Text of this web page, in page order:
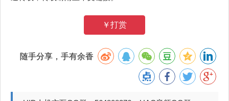
￥打赏
随手分享，手有余香